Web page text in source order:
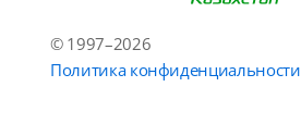
© 1997–2026
Политика конфиденциальности